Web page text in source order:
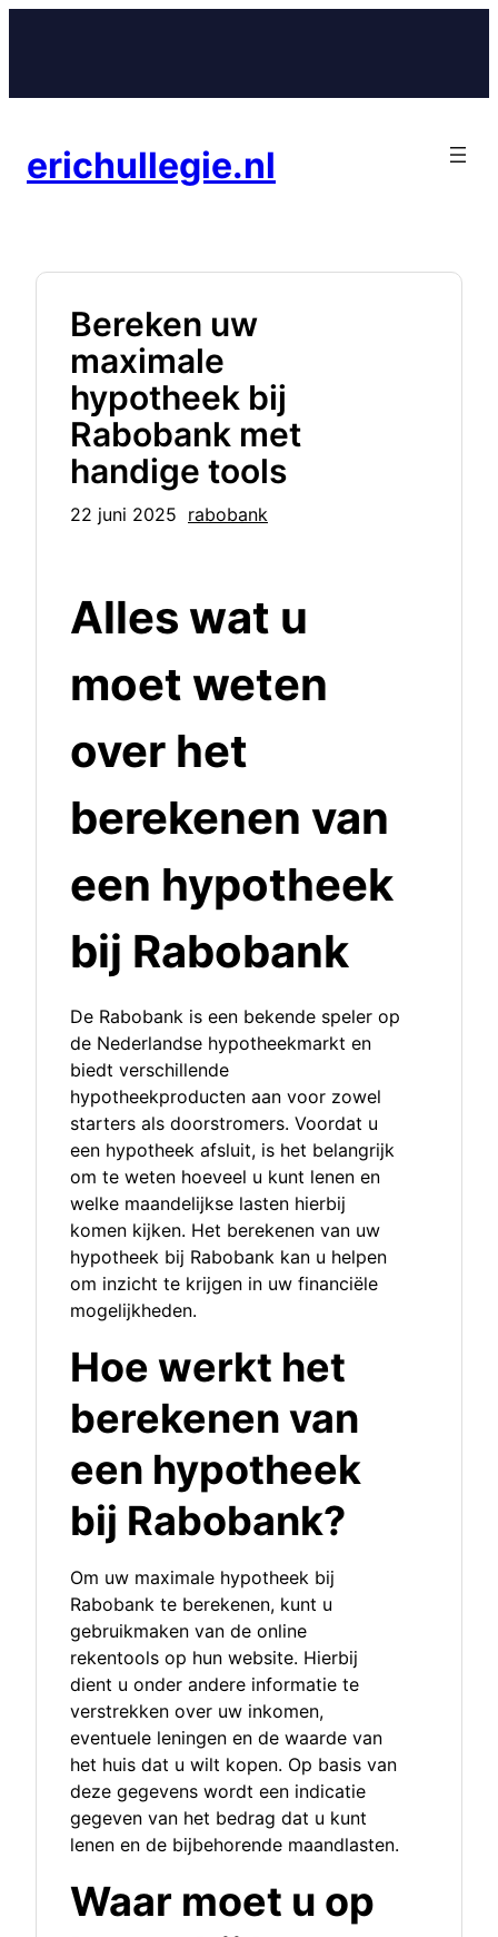
inhoud
erichullegie.nl
Bereken uw
maximale
hypotheek bij
Rabobank met
handige tools
22 juni 2025 rabobank
Alles wat u
moet weten
over het
berekenen van
een hypotheek
bij Rabobank
De Rabobank is een bekende speler op
de Nederlandse hypotheekmarkt en
biedt verschillende
hypotheekproducten aan voor zowel
starters als doorstromers. Voordat u
een hypotheek afsluit, is het belangrijk
om te weten hoeveel u kunt lenen en
welke maandelijkse lasten hierbij
komen kijken. Het berekenen van uw
hypotheek bij Rabobank kan u helpen
om inzicht te krijgen in uw financiële
mogelijkheden.
Hoe werkt het
berekenen van
een hypotheek
bij Rabobank?
Om uw maximale hypotheek bij
Rabobank te berekenen, kunt u
gebruikmaken van de online
rekentools op hun website. Hierbij
dient u onder andere informatie te
verstrekken over uw inkomen,
eventuele leningen en de waarde van
het huis dat u wilt kopen. Op basis van
deze gegevens wordt een indicatie
gegeven van het bedrag dat u kunt
lenen en de bijbehorende maandlasten.
Waar moet u op